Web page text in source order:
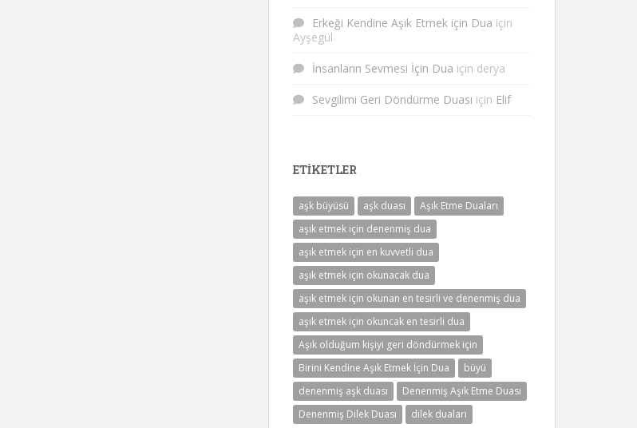
Erkeği Kendine Aşık Etmek için Dua için
Ayşegül
İnsanların Sevmesi İçin Dua için derya
Sevgilimi Geri Döndürme Duası için Elif
ETIKETLER
aşk büyüsü aşk duası
Aşık Etme Duaları
aşık etmek için denenmiş dua
aşık etmek için en kuvvetli dua
aşık etmek için okunacak dua
aşık etmek için okunan en tesirli ve denenmiş dua
aşık etmek için okuncak en tesirli dua
Aşık olduğum kişiyi geri döndürmek için
Birini Kendine Aşık Etmek İçin Dua
büyü
denenmiş aşk duası
Denenmiş Aşık Etme Duası
Denenmiş Dilek Duası
dilek duaları